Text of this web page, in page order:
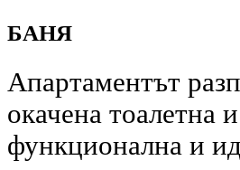
БАНЯ
Апартаментът
окачена тоалетна
функционална и